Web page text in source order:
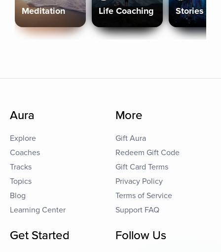
Meditation Life Coaching Stories
Aura
Explore
Coaches
Tracks
Topics
Blog
Learning Center
More
Gift Aura
Redeem Gift Code
Gift Card Terms
Privacy Policy
Terms of Service
Support FAQ
Get Started Follow Us